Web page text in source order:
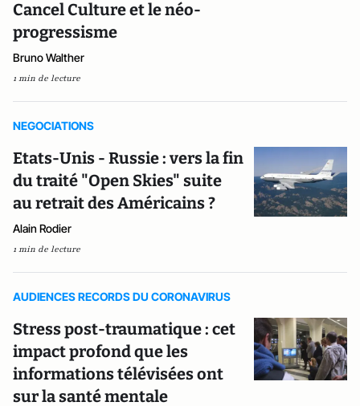
Cancel Culture et le néo-
progressisme
Bruno Walther
1 min de lecture
NEGOCIATIONS
Etats-Unis - Russie : vers la fin
du traité "Open Skies" suite
au retrait des Américains ?
Alain Rodier
1 min de lecture
AUDIENCES RECORDS DU CORONAVIRUS
Stress post-traumatique : cet
impact profond que les
informations télévisées ont
sur la santé mentale